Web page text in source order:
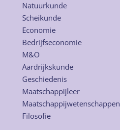
Natuurkunde
Scheikunde
Economie
Bedrijfseconomie
M&O
Aardrijkskunde
Geschiedenis
Maatschappijleer
Maatschappijwetenschappen
Filosofie